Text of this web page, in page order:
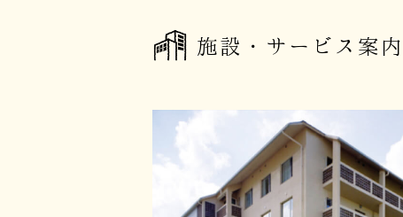
施設・サービス案内